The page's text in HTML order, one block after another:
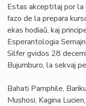
Estas akceptitaj por la
fazo de la prepara
ekas hodiaŭ, kaj
Esperantologia
Silfer gvidos 28
Bujumburo, la sekvaj
Bahati Pamphile,
Mushosi, Kagina